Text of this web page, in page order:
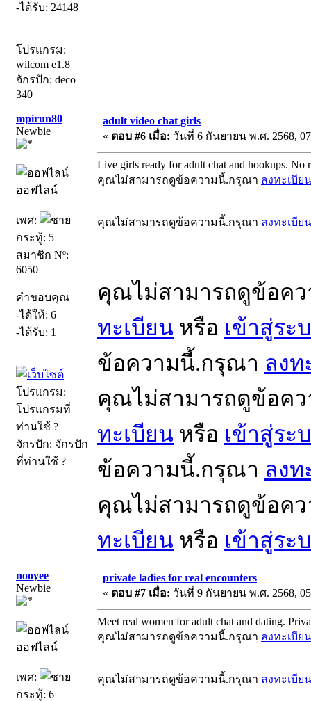
-ได้รับ: 24148
โปรแกรม:
wilcom e1.8
จักรปัก: deco
340
mpirun80
Newbie
ออฟไลน์
เพศ:
กระทู้: 5
สมาชิก Nº:
6050
คำขอบคุณ
-ได้ให้: 6
-ได้รับ: 1
โปรแกรม:
โปรแกรมที่
ท่านใช้ ?
จักรปัก: จักรปัก
ที่ท่านใช้ ?
adult video chat girls
« ตอบ #6 เมื่อ: วันที่ 6 กันยายน พ.ศ. 2568,
Live girls ready for adult chat and hookups. No
คุณไม่สามารถดูข้อความนี้.กรุณา ลงทะเบียน
คุณไม่สามารถดูข้อความนี้.กรุณา ลงทะเบียน
คุณไม่สามารถดูข้อค
ทะเบียน หรือ เข้าสู่ระ
ข้อความนี้.กรุณา ลงท
คุณไม่สามารถดูข้อค
ทะเบียน หรือ เข้าสู่ระ
ข้อความนี้.กรุณา ลงท
คุณไม่สามารถดูข้อค
ทะเบียน หรือ เข้าสู่ระ
nooyee
Newbie
ออฟไลน์
เพศ:
กระทู้: 6
private ladies for real encounters
« ตอบ #7 เมื่อ: วันที่ 9 กันยายน พ.ศ. 2568,
Meet real women for adult chat and dating.
คุณไม่สามารถดูข้อความนี้.กรุณา ลงทะเบียน
คุณไม่สามารถดูข้อความนี้.กรุณา ลงทะเบียน